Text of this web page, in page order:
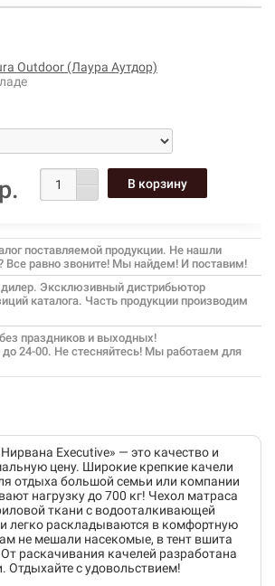
Outdoor (Лаура Аутдор)
поставляемой продукции. Не нашли
Все равно звоните! Мы найдем! И поставим!
Эксклюзивный дистрибьютор
каталога. Часть продукции производим
праздников и выходных!
до 24-00. Не стесняйтесь! Мы работаем для
Executive» — это качество и
цену. Широкие крепкие качели
отдыха большой семьи или компании
нагрузку до 700 кг! Чехол матраса
ткани с водооталкивающей
легко раскладываются в комфортную
не мешали насекомые, в тент вшита
раскачивания качелей разработана
Отдыхайте с удовольствием!